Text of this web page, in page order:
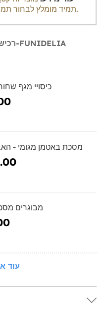
תמיד מומלץ לבחור תמיד במידה הגדולה ביותר מיידית.
רכישה 100% בטוחה ב-FUNIDELIA
כיסויי מגף
מסכת באטמן מגומי -
מבוגרים
עוד